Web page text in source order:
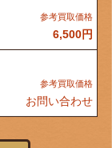
6,500円
お問い合わせ